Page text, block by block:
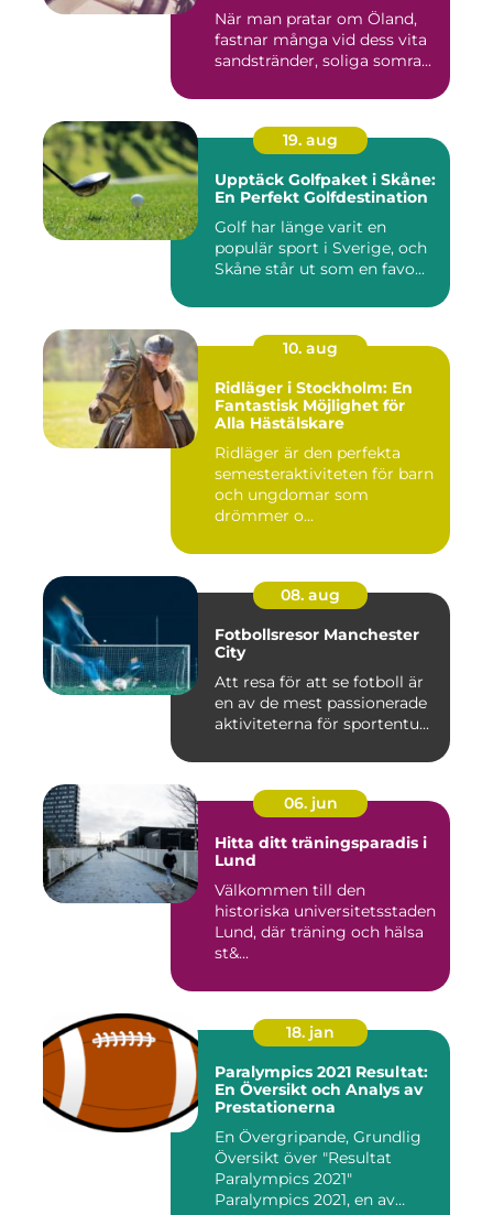
När man pratar om Öland,
fastnar många vid dess vita
sandstränder, soliga somra...
19. aug
Upptäck Golfpaket i Skåne:
En Perfekt Golfdestination
Golf har länge varit en
populär sport i Sverige, och
Skåne står ut som en favo...
10. aug
Ridläger i Stockholm: En
Fantastisk Möjlighet för
Alla Hästälskare
Ridläger är den perfekta
semesteraktiviteten för barn
och ungdomar som
drömmer o...
08. aug
Fotbollsresor Manchester
City
Att resa för att se fotboll är
en av de mest passionerade
aktiviteterna för sportentu...
06. jun
Hitta ditt träningsparadis i
Lund
Välkommen till den
historiska universitetsstaden
Lund, där träning och hälsa
st&...
18. jan
Paralympics 2021 Resultat:
En Översikt och Analys av
Prestationerna
En Övergripande, Grundlig
Översikt över "Resultat
Paralympics 2021"
Paralympics 2021, en av